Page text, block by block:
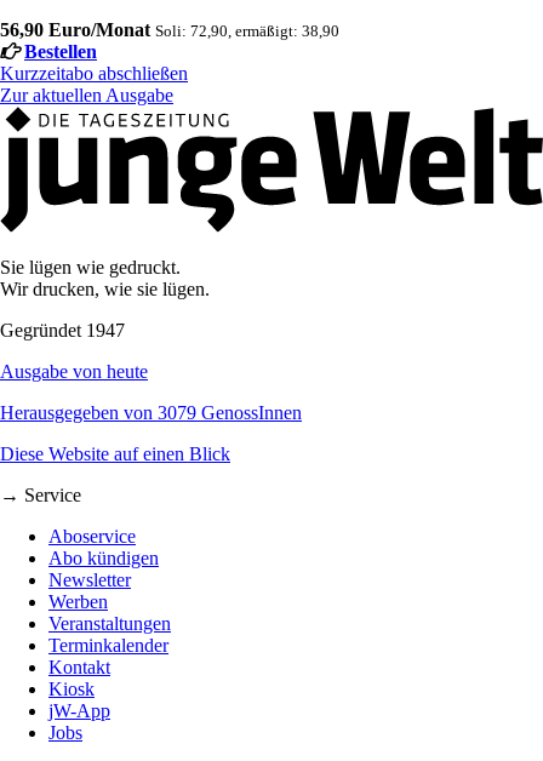
56,90 Euro/Monat Soli: 72,90, ermäßigt: 38,90
Bestellen
Kurzzeitabo abschließen
Zur aktuellen Ausgabe
Sie lügen wie gedruckt.
Wir drucken, wie sie lügen.
Gegründet 1947
Ausgabe von heute
Herausgegeben von 3079 GenossInnen
Diese Website auf einen Blick
→ Service
Aboservice
Abo kündigen
Newsletter
Werben
Veranstaltungen
Terminkalender
Kontakt
Kiosk
jW-App
Jobs